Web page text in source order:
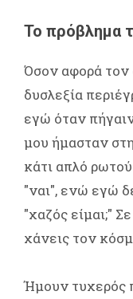
Το πρόβλημα
Όσον αφορά
δυσλεξία
εγώ όταν
μου ήμασταν
κάτι απλό
"ναι", ενώ εγώ
"χαζός είμαι;"
χάνεις τον
Ήμουν τυχερός